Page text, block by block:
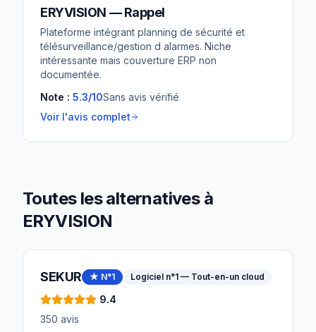
ERYVISION — Rappel
Plateforme intégrant planning de sécurité et
télésurveillance/gestion d alarmes. Niche
intéressante mais couverture ERP non
documentée.
Note : 5.3/10Sans avis vérifié
Voir l'avis complet
Toutes les alternatives à
ERYVISION
SEKUR ★ N°1 Logiciel n°1 — Tout-en-un cloud
9.4
350 avis